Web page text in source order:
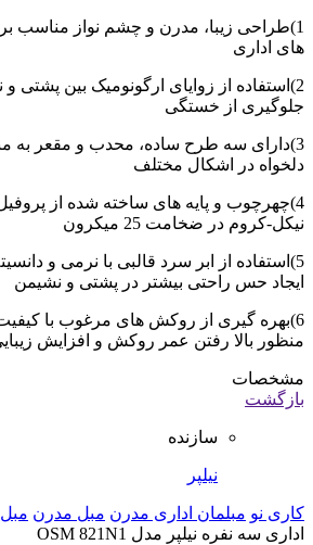
1)طراحی زیبا، مدرن و چشم نواز مناسب
های اداری
2)استفاده از زوایای ارگونومیک بین پشتی
جلوگیری از خستگی
3)دارای سه طرح ساده، محدب و مقعر به
دلخواه در اشکال مختلف
4)چهرچوب و پایه های ساخته شده از پروفیل
نیکل-کروم در ضخامت 25 میکرون
5)استفاده از ابر سرد قالبی با نرمی و
ایجاد حس راحتی بیشتر در پشتی و نشیمن
6)بهره گیری از روکش های مرغوب با
منظور بالا رفتن عمر روکش و افزایش
مشخصات
بازگشت
سازنده
نیلپر
کاری نو مبلمان اداری مدرن مبل مدرن
اداری سه نفره نیلپر مدل OSM 821N1